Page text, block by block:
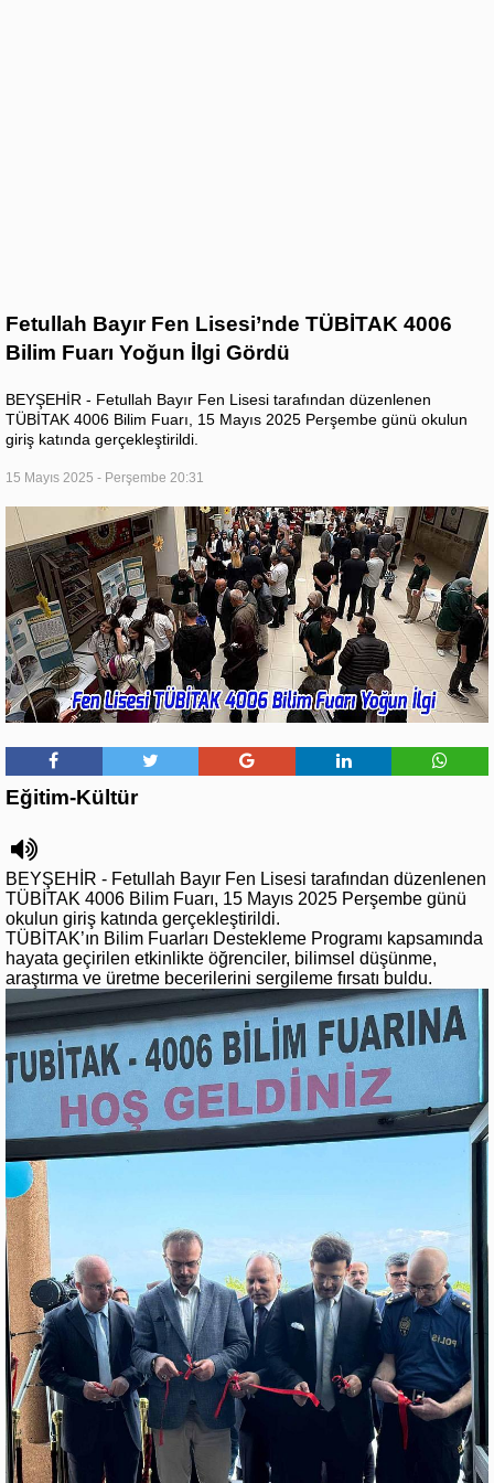
Fetullah Bayır Fen Lisesi’nde TÜBİTAK 4006
Bilim Fuarı Yoğun İlgi Gördü
BEYŞEHİR - Fetullah Bayır Fen Lisesi tarafından düzenlenen
TÜBİTAK 4006 Bilim Fuarı, 15 Mayıs 2025 Perşembe günü okulun
giriş katında gerçekleştirildi.
15 Mayıs 2025 - Perşembe 20:31
Eğitim-Kültür
BEYŞEHİR - Fetullah Bayır Fen Lisesi tarafından düzenlenen
TÜBİTAK 4006 Bilim Fuarı, 15 Mayıs 2025 Perşembe günü
okulun giriş katında gerçekleştirildi.
TÜBİTAK’ın Bilim Fuarları Destekleme Programı kapsamında
hayata geçirilen etkinlikte öğrenciler, bilimsel düşünme,
araştırma ve üretme becerilerini sergileme fırsatı buldu.